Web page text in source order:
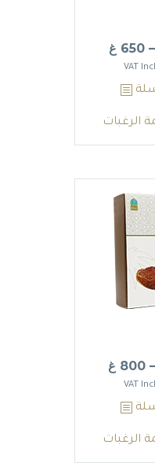
غ
الرغبات
غ
الرغبات